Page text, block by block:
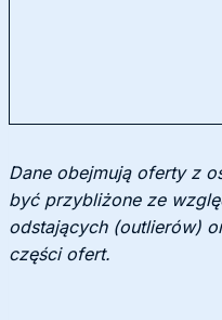
Dane obejmują oferty z
być przybliżone ze
odstających (outlierów)
części ofert.